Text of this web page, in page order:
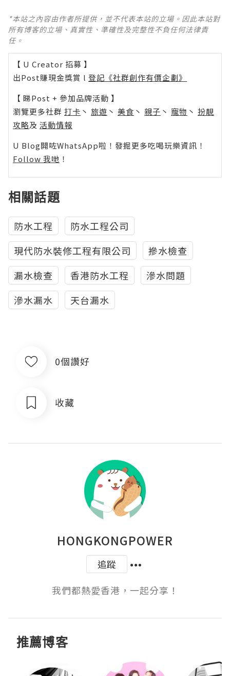
*本站之內容由作者所提供，並不代表本站的立場。因此本站對
所有博客的立場、真實性、準確性及完整性不負任何法律責
任。
【 U Creator 招募 】
出Post賺現金獎賞 l 登記《社群創作有價企劃》
【 睇Post + 參加品牌活動 】
瀏覽更多社群 打卡 丶 旅遊 丶 美食 丶 親子 丶 寵物 丶 扮靚
攻略及 活動情報
U Blog開咗WhatsApp啦！發掘更多吃喝玩樂資訊！
Follow 我哋 ！
相關話題
防水工程
防水工程公司
現代防水裝修工程有限公司
摻水檢查
漏水檢查
香港防水工程
滲水問題
滲水漏水
天台漏水
0個讚好
收藏
HONGKONGPOWER
追蹤
我們都熱愛香港，一起分享！
推薦博客